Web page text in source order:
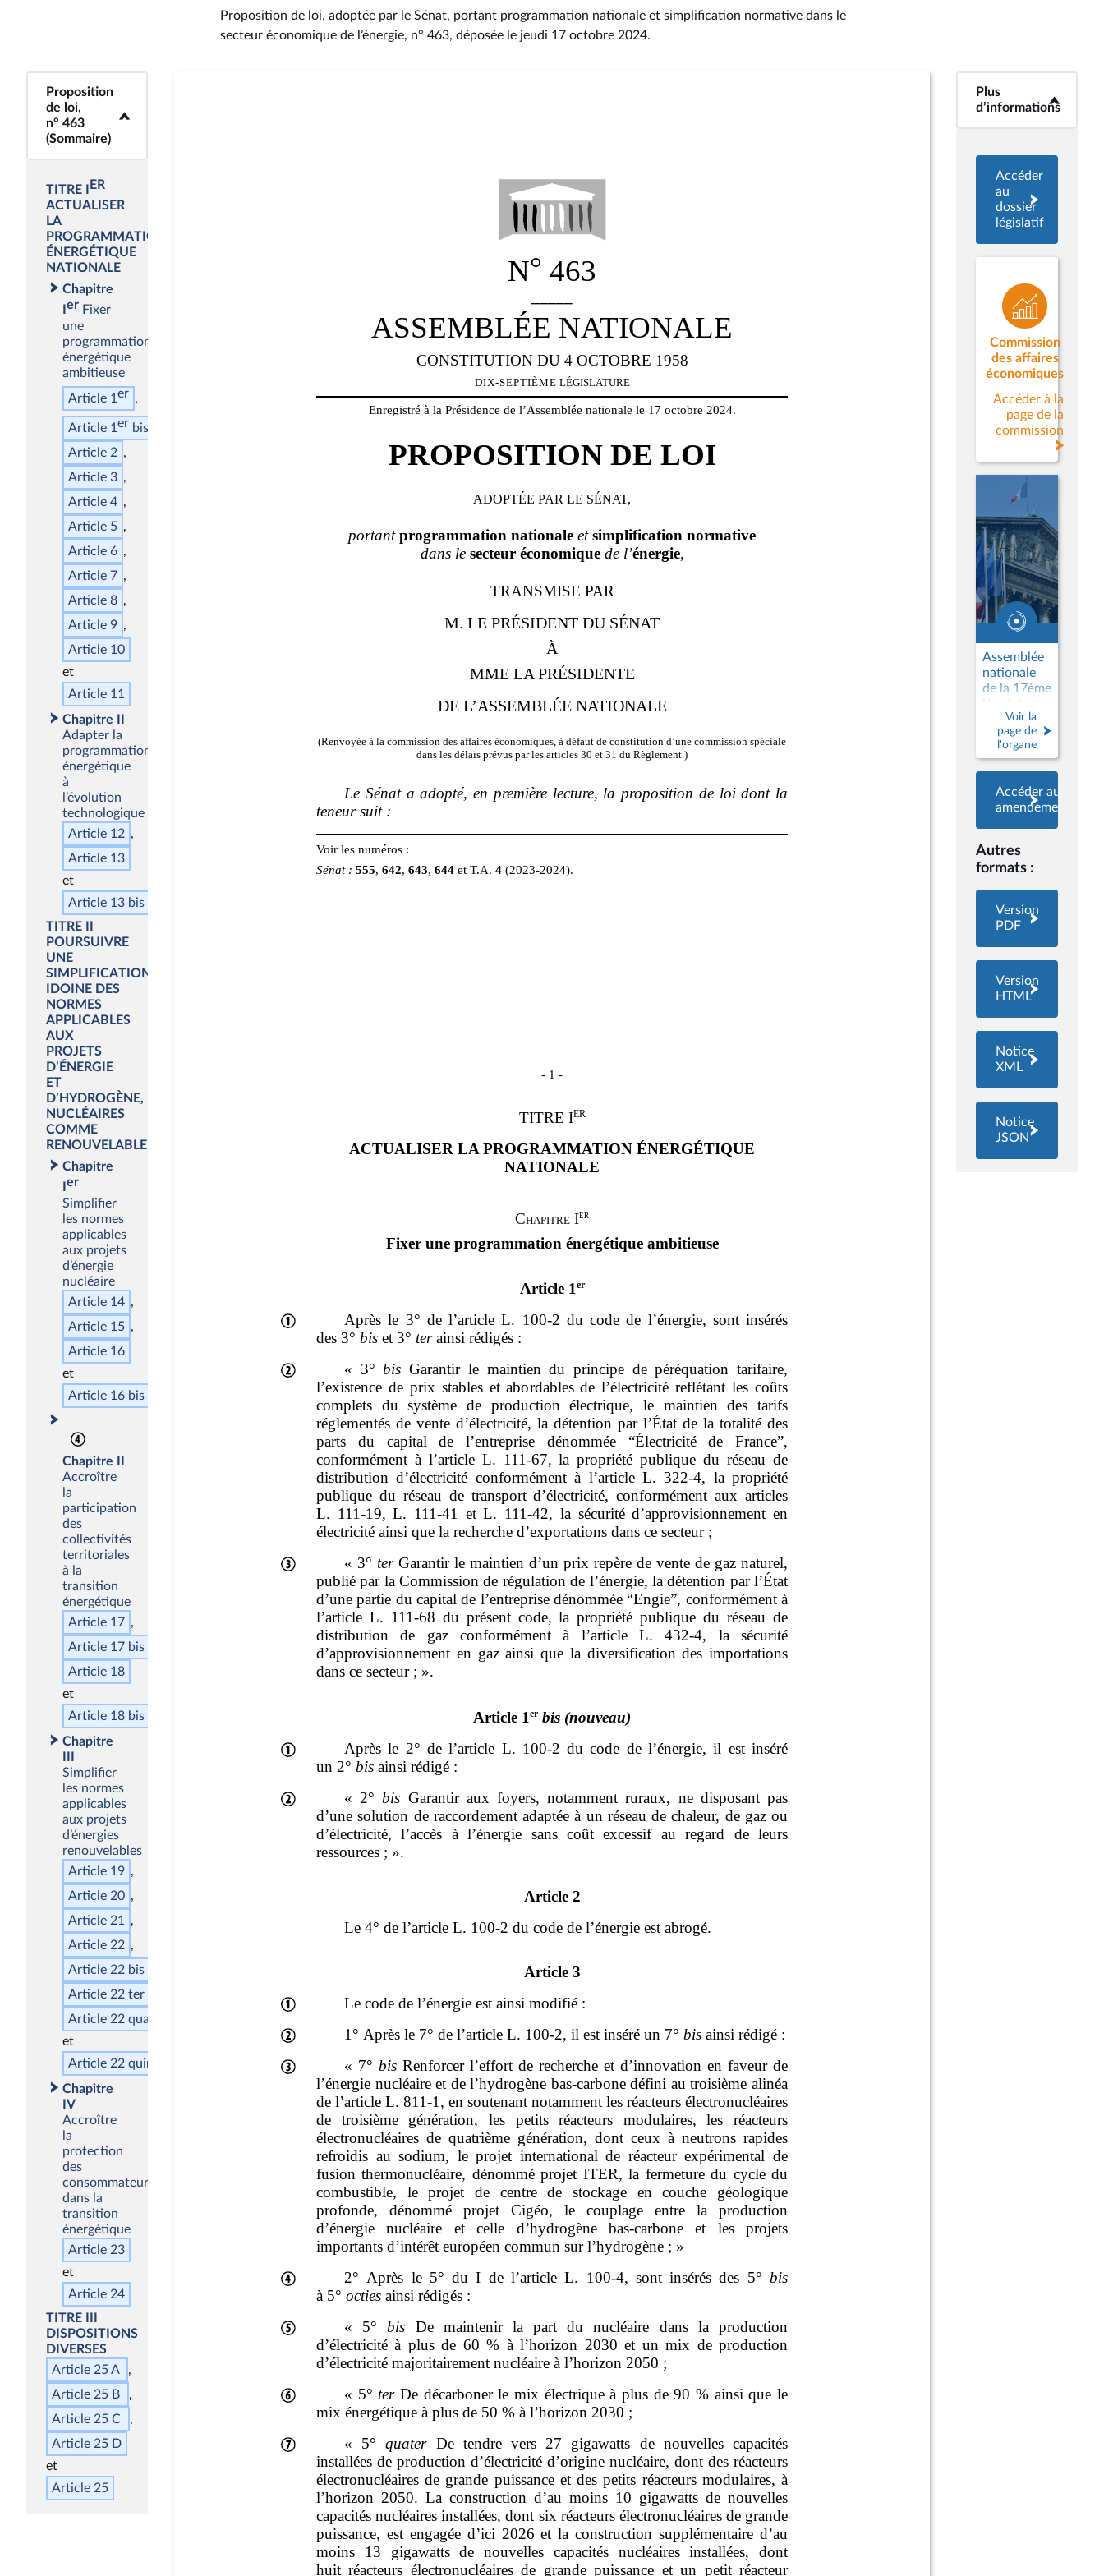
Proposition de loi, adoptée par le Sénat, portant programmation nationale et simplification normative dans le
secteur économique de l’énergie, n° 463, déposée le jeudi 17 octobre 2024.
Proposition
de loi,
n° 463
(Sommaire)
<b>Proposition de
loi, n° 463
(Sommaire)</b>
TITRE I
ER
ACTUALISER
LA
PROGRAMMATION
ÉNERGÉTIQUE
NATIONALE
Chapitre
er Fixer
une
programmation
énergétique
ambitieuse
Article 1 er
Article 1er bis
Article 2
Article 3
Article 4
Article 5
Article 6
Article 7
Article 8
Article 9
Article 10
Article 11
Chapitre II
Adapter la
programmation
énergétique
à
l’évolution
technologique
Article 12
Article 13
Article 13 bis
TITRE II
POURSUIVRE
UNE
SIMPLIFICATION
IDOINE DES
NORMES
APPLICABLES
AUX
PROJETS
D’ÉNERGIE
ET
D’HYDROGÈNE,
NUCLÉAIRES
COMME
RENOUVELABLES
Chapitre
er
Simplifier
les normes
applicables
aux projets
d’énergie
nucléaire
Article 14
Article 15
Article 16
Article 16 bis
Chapitre II
Accroître
la
participation
des
collectivités
territoriales
à la
transition
énergétique
Article 17
Article 17 bis
Article 18
Article 18 bis
Chapitre
Simplifier
les normes
applicables
aux projets
d’énergies
renouvelables
Article 19
Article 20
Article 21
Article 22
Article 22 bis
Article 22 ter
Article 22 quater
Article 22 quinquies
Chapitre
IV
Accroître
la
protection
des
consommateurs
dans la
transition
énergétique
Article 23
Article 24
TITRE III
DISPOSITIONS
DIVERSES
Article 25 A
Article 25 B
Article 25 C
Article 25 D
Article 25
Plus
d’informations
<b>Plus
d’informations</b>
Accéder
au
dossier
législatif
Commission
des affaires
économiques
Accéder à la
page de la
commission
Assemblée
nationale
de la 17ème
législature
Voir la
page de
l'organe
Accéder aux
amendements
Autres
formats :
Version
PDF
Version
HTML
Notice
XML
Notice
JSON